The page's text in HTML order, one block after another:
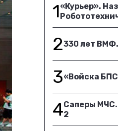
1«Курьер».
2330 лет
3«Войска
4Саперы МЧС.
2